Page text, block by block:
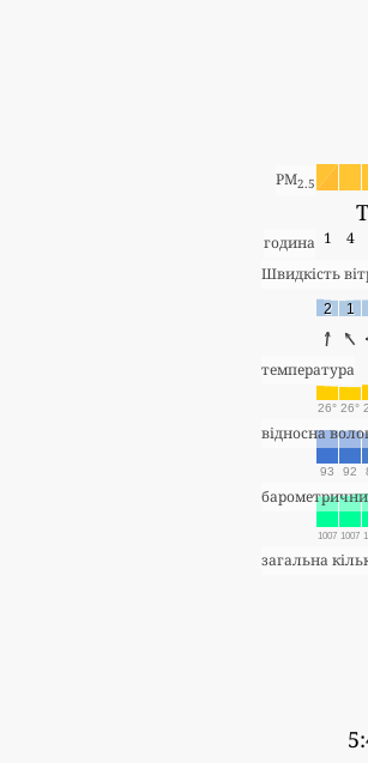
PM2.5
година 1 4
Швидкість
2 1
температура
26° 26°
відносна
93 92
1007 1007
загальна